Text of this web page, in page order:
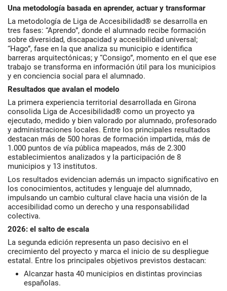
Una metodología basada en aprender, actuar y transformar
La metodología de Liga de Accesibilidad® se desarrolla en
tres fases: “Aprendo”, donde el alumnado recibe formación
sobre diversidad, discapacidad y accesibilidad universal;
“Hago”, fase en la que analiza su municipio e identifica
barreras arquitectónicas; y “Consigo”, momento en el que ese
trabajo se transforma en información útil para los municipios
y en conciencia social para el alumnado.
Resultados que avalan el modelo
La primera experiencia territorial desarrollada en Girona
consolida Liga de Accesibilidad® como un proyecto ya
ejecutado, medido y bien valorado por alumnado, profesorado
y administraciones locales. Entre los principales resultados
destacan más de 500 horas de formación impartida, más de
1.000 puntos de vía pública mapeados, más de 2.300
establecimientos analizados y la participación de 8
municipios y 13 institutos.
Los resultados evidencian además un impacto significativo en
los conocimientos, actitudes y lenguaje del alumnado,
impulsando un cambio cultural clave hacia una visión de la
accesibilidad como un derecho y una responsabilidad
colectiva.
2026: el salto de escala
La segunda edición representa un paso decisivo en el
crecimiento del proyecto y marca el inicio de su despliegue
estatal. Entre los principales objetivos previstos destacan:
Alcanzar hasta 40 municipios en distintas provincias
españolas.